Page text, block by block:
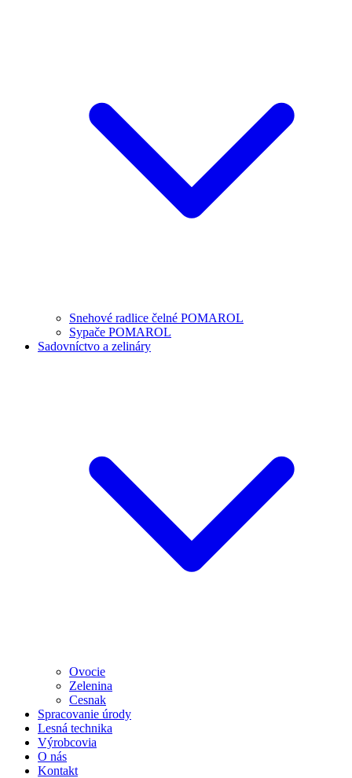
Snehové radlice čelné POMAROL
Sypače POMAROL
Sadovníctvo a zelináry
Ovocie
Zelenina
Cesnak
Spracovanie úrody
Lesná technika
Výrobcovia
O nás
Kontakt